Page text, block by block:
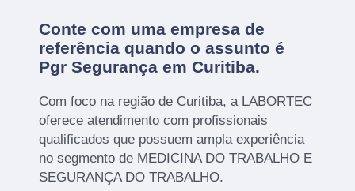
Conte com uma empresa de
referência quando o assunto é
Pgr Segurança em Curitiba.
Com foco na região de Curitiba, a LABORTEC
oferece atendimento com profissionais
qualificados que possuem ampla experiência
no segmento de MEDICINA DO TRABALHO E
SEGURANÇA DO TRABALHO.